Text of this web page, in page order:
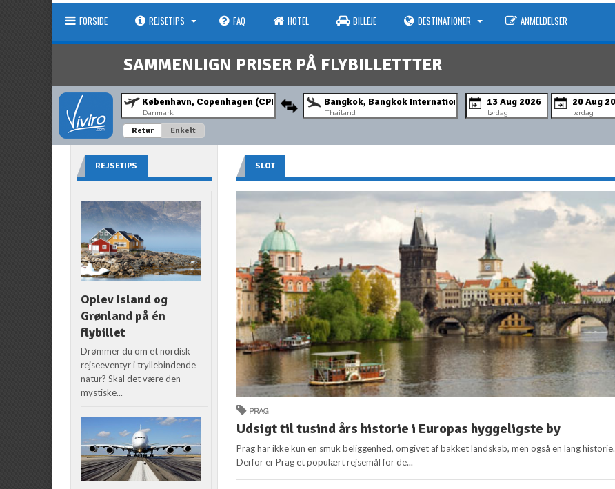
FORSIDE REJSETIPS FAQ HOTEL BILLEJE DESTINATIONER ANMELDELSER
SAMMENLIGN PRISER PÅ FLYBILLETTTER
Danmark Thailand lørdag lørdag
Retur Enkelt
SLOT
PRAG
Udsigt til tusind års historie i Europas hyggeligste by
Prag har ikke kun en smuk beliggenhed, omgivet af bakket landskab, men også en lang historie.
Derfor er Prag et populært rejsemål for de...
REJSETIPS
Oplev Island og
Grønland på én
flybillet
Drømmer du om et nordisk
rejseeventyr i tryllebindende
natur? Skal det være den
mystiske...